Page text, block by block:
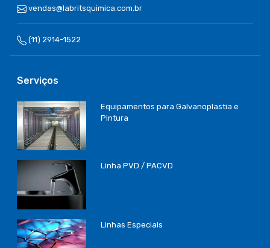
vendas@labritsquimica.com.br
(11) 2914-1522
Serviços
Equipamentos para Galvanoplastia e
Pintura
Linha PVD / PACVD
Linhas Especiais